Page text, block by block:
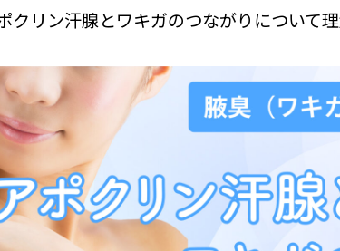
クリン汗腺とワキガのつながりについて